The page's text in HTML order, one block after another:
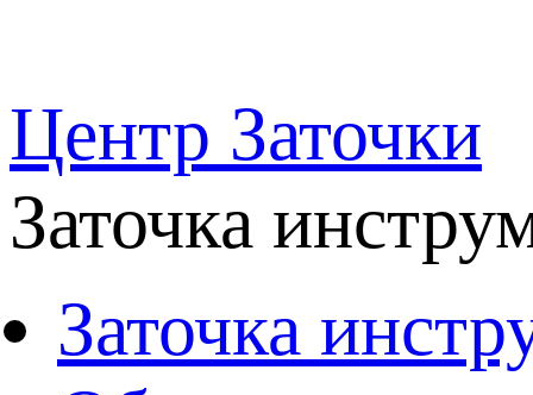
Центр Заточки
Заточка
Заточка